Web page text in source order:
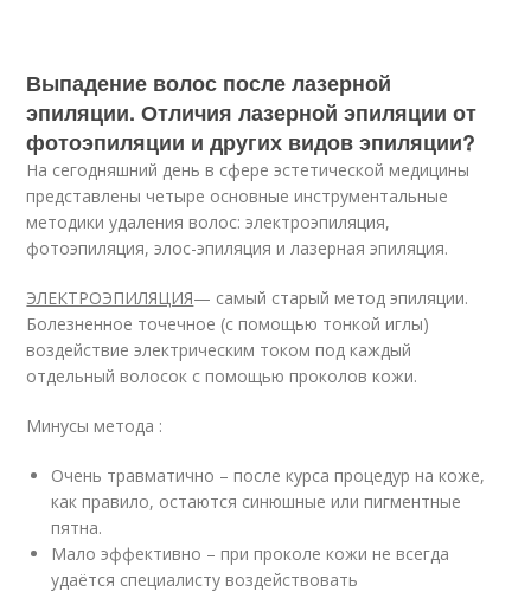
Выпадение волос после лазерной
эпиляции. Отличия лазерной эпиляции от
фотоэпиляции и других видов эпиляции?
На сегодняшний день в сфере эстетической медицины
представлены четыре основные инструментальные
методики удаления волос: электроэпиляция,
фотоэпиляция, элос-эпиляция и лазерная эпиляция.
ЭЛЕКТРОЭПИЛЯЦИЯ— самый старый метод эпиляции.
Болезненное точечное (с помощью тонкой иглы)
воздействие электрическим током под каждый
отдельный волосок с помощью проколов кожи.
Минусы метода :
Очень травматично – после курса процедур на коже,
как правило, остаются синюшные или пигментные
пятна.
Мало эффективно – при проколе кожи не всегда
удаётся специалисту воздействовать